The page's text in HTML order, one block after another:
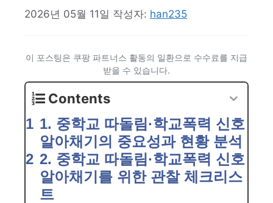
2026년 05월 11일 작성자: han235
이 포스팅은 쿠팡 파트너스 활동의 일환으로 수수료를 지급
받을 수 있습니다.
Contents
1. 중학교 따돌림·학교폭력 신호
알아채기의 중요성과 현황 분석
2. 중학교 따돌림·학교폭력 신호
알아채기를 위한 관찰 체크리스
트